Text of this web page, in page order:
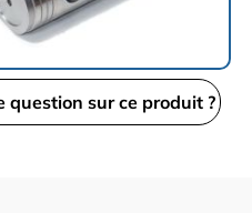
question sur ce produit ?